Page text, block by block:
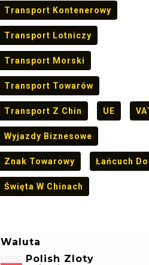
Transport Kontenerowy
Transport Lotniczy
Transport Morski
Transport Towarów
Transport Z Chin UE
Wyjazdy Biznesowe
Znak Towarowy Łańcuch
Święta W Chinach
Waluta
Polish Zloty